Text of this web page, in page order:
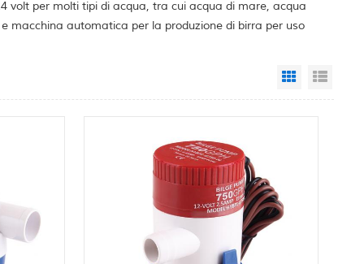
volt per molti tipi di acqua, tra cui acqua di mare, acqua
macchina automatica per la produzione di birra per uso
Grid View